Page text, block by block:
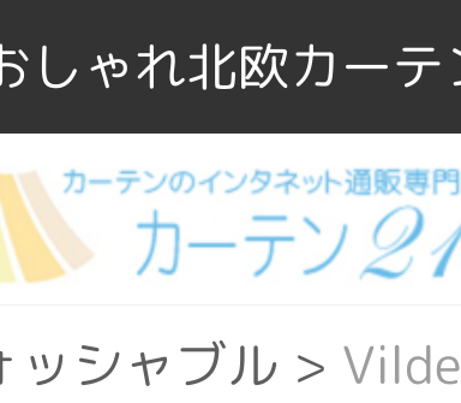
しゃれ北欧カー
ッシャブル >